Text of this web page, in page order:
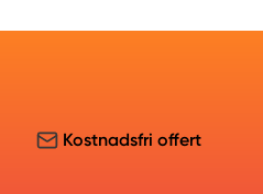
Kostnadsfri offert